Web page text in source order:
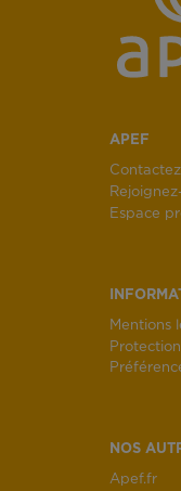
APEF
Espace
Mentions
NOS
Apef.fr